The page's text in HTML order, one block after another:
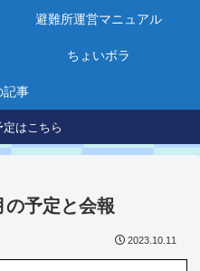
避難所運営マニュアル
ちょいボラ
記事
はこちら
の予定と会報
2023.10.11